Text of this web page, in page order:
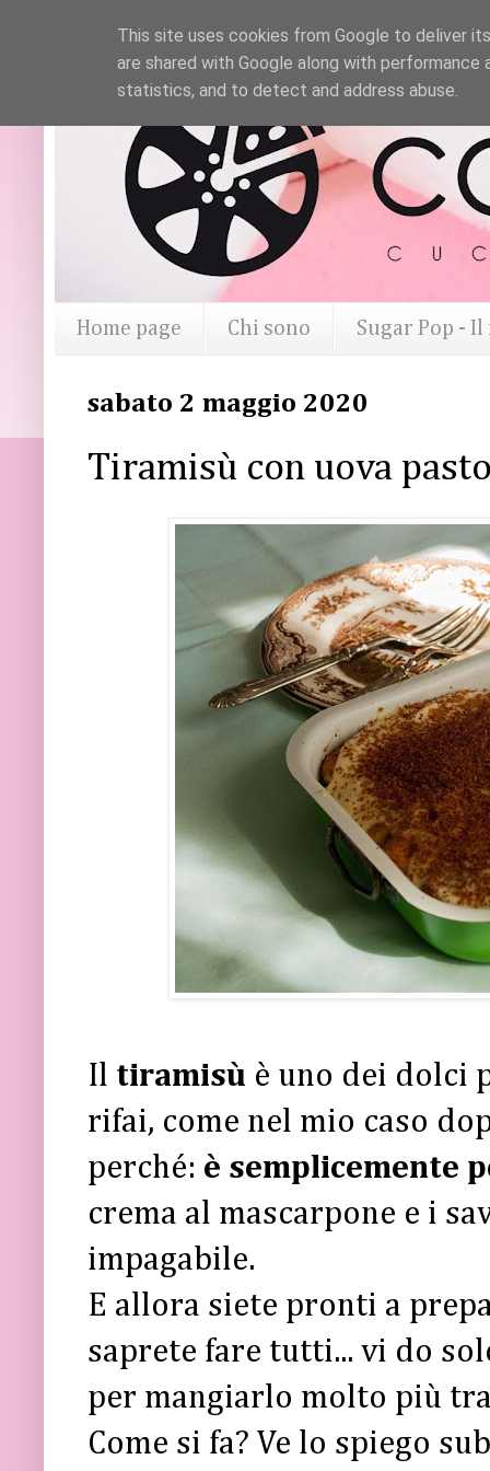
Home page Chi sono Sugar Pop -
sabato 2 maggio 2020
Tiramisù con uova
Il tiramisù è uno dei dolci
rifai, come nel mio caso
perché: è semplicemente
crema al mascarpone e i
impagabile.
E allora siete pronti a
saprete fare tutti... vi do
per mangiarlo molto più
Come si fa? Ve lo spiego
This site uses cookies from Google to deliver
are shared with Google along with
statistics, and to detect and address abuse.